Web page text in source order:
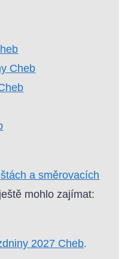
Cheb
a směrovacích
mohlo zajímat:
2027 Cheb.